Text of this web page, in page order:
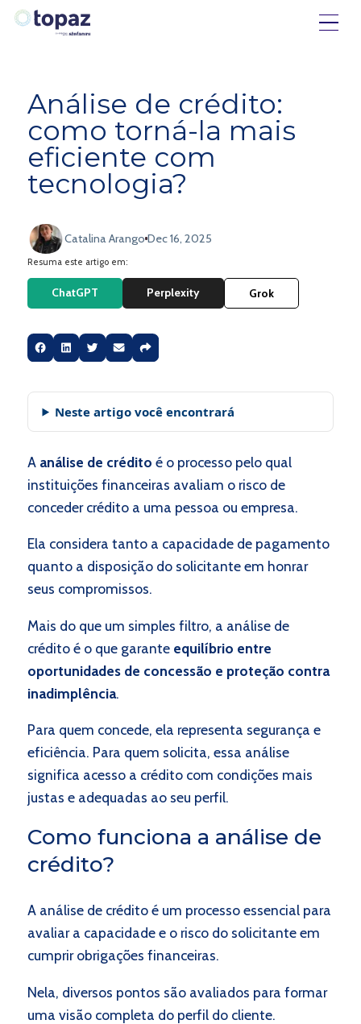
Análise de crédito:
como torná-la mais
eficiente com
tecnologia?
Catalina Arango Dec 16, 2025
Resuma este artigo em:
ChatGPT Perplexity Grok
Neste artigo você encontrará
A análise de crédito é o processo pelo qual
instituições financeiras avaliam o risco de
conceder crédito a uma pessoa ou empresa.
Ela considera tanto a capacidade de pagamento
quanto a disposição do solicitante em honrar
seus compromissos.
Mais do que um simples filtro, a análise de
crédito é o que garante equilíbrio entre
oportunidades de concessão e proteção contra
inadimplência.
Para quem concede, ela representa segurança e
eficiência. Para quem solicita, essa análise
significa acesso a crédito com condições mais
justas e adequadas ao seu perfil.
Como funciona a análise de
crédito?
A análise de crédito é um processo essencial para
avaliar a capacidade e o risco do solicitante em
cumprir obrigações financeiras.
Nela, diversos pontos são avaliados para formar
uma visão completa do perfil do cliente.